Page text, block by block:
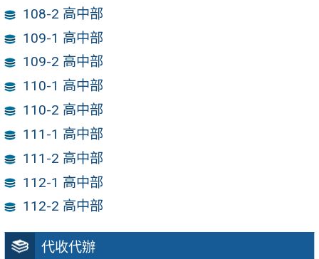
代收代辦
108-2 高中部
109-1 高中部
109-2 高中部
110-1 高中部
110-2 高中部
111-1 高中部
111-2 高中部
112-1 高中部
112-2 高中部